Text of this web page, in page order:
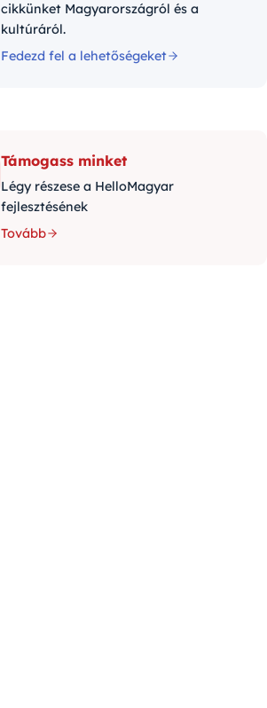
cikkünket Magyarországról és a
kultúráról.
Fedezd fel a lehetőségeket
Támogass minket
Légy részese a HelloMagyar
fejlesztésének
Tovább